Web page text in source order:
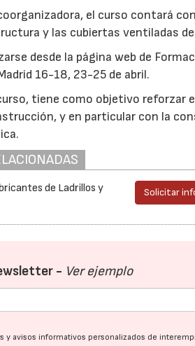
el curso contará
y las cubiertas ventiladas
desde la página web de
16-18, 23-25 de abril.
tiene como objetivo reforzar
y en particular con la
de Ladrillos y
Solicitar
- Ver ejemplo
y avisos informativos personalizados de